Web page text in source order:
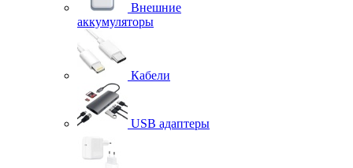
Внешние
аккумуляторы
Кабели
USB адаптеры